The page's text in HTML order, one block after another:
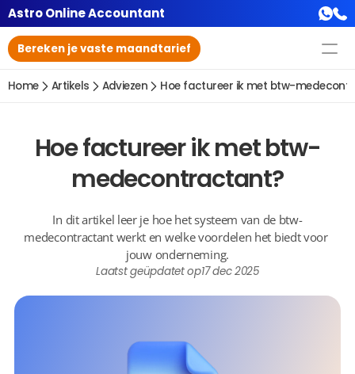
Astro Online Accountant
Bereken je vaste maandtarief
Home Artikels Adviezen Hoe factureer ik met btw-
Hoe factureer ik met btw-
medecontractant?
In dit artikel leer je hoe het systeem van de btw-
medecontractant werkt en welke voordelen het biedt voor
jouw onderneming.
Laatst geüpdatet op17 dec 2025